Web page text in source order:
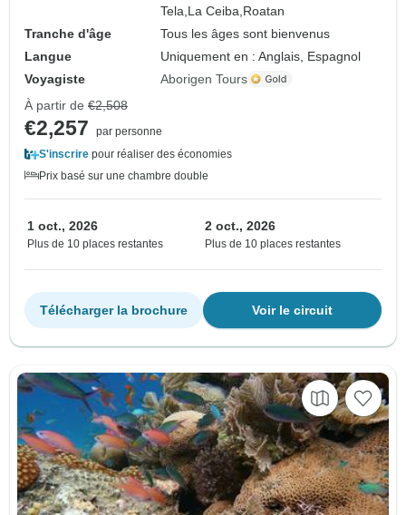
Tela, La Ceiba, Roatan
Tranche d'âge
Tous les âges sont bienvenus
Langue
Uniquement en : Anglais, Espagnol
Voyagiste
Aborigen Tours
À partir de €2,508
€2,257
par personne
S'inscrire pour réaliser des économies
Prix basé sur une chambre double
1 oct., 2026
Plus de 10 places restantes
2 oct., 2026
Plus de 10 places restantes
Voir le circuit
Télécharger la brochure